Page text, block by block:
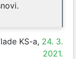
KS-a, 24. 3.
2021.